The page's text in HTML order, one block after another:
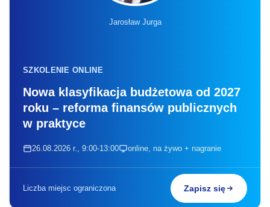
Jarosław Jurga
SZKOLENIE ONLINE
Nowa klasyfikacja budżetowa od 2027
roku – reforma finansów publicznych
w praktyce
26.08.2026 r., 9:00-13:00 online, na żywo + nagranie
Liczba miejsc ograniczona Zapisz się